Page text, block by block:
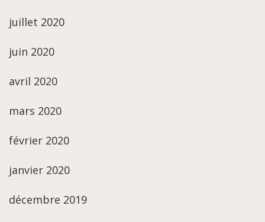
juillet 2020
juin 2020
avril 2020
mars 2020
février 2020
janvier 2020
décembre 2019